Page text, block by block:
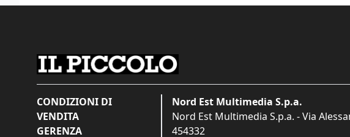
CONDIZIONI DI
VENDITA
GERENZA
Nord Est Multimedia S.p.a.
Nord Est Multimedia S.p.a. - Via
454332